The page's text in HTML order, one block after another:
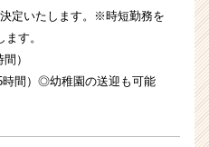
定いたします。※時短勤務を
す。
）
時間）◎幼稚園の送迎も可能